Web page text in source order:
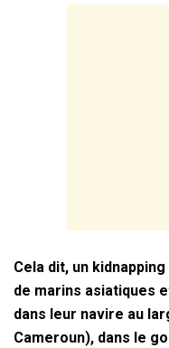
Cela dit, un
de marins asiatiques
dans leur navire au
Cameroun), dans le